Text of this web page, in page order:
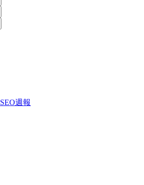
SEO週報